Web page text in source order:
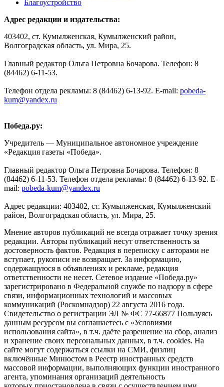
Благоустройство
Адрес редакции и издательства:
403402, ст. Кумылженская, Кумылженский район,
Волгоградская область, ул. Мира, 25.
Главный редактор Ольга Петровна Бочарова. Телефон: 8
(84462) 6-11-53.
Телефон отдела рекламы: 8 (84462) 6-13-92. E-mail: pobeda-
kum@yandex.ru
Победа.ру:
Учредитель — Муниципальное автономное учреждение
«Редакция газеты «Победа».
Главный редактор Ольга Петровна Бочарова. Телефон: 8
(84462) 6-11-53. Телефон отдела рекламы: 8 (84462) 6-13-92. E-
mail: pobeda-kum@yandex.ru
Адрес редакции: 403402, ст. Кумылженская, Кумылженский
район, Волгоградская область, ул. Мира, 25.
Мнение авторов публикаций не всегда отражает точку зрения
редакции. Авторы публикаций несут ответственность за
достоверность фактов. Редакция в переписку с авторами не
вступает, рукописи не возвращает. За информацию,
содержащуюся в объявлениях и рекламе, редакция
ответственности не несет. Сетевое издание «Победа.ру»
зарегистрировано в Федеральной службе по надзору в сфере
связи, информационных технологий и массовых
коммуникаций (Роскомнадзор) 22 августа 2016 года.
Свидетельство о регистрации ЭЛ № ФС 77-66877 Пользуясь
данным ресурсом вы соглашаетесь с «Условиями
использования сайта», в т.ч. даёте разрешение на сбор, анализ
и хранение своих персональных данных, в т.ч. cookies. На
сайте могут содержаться ссылки на СМИ, физлиц
включённые Минюстом в Реестр иностранных средств
массовой информации, выполняющих функции иностранного
агента, упоминания организаций деятельность